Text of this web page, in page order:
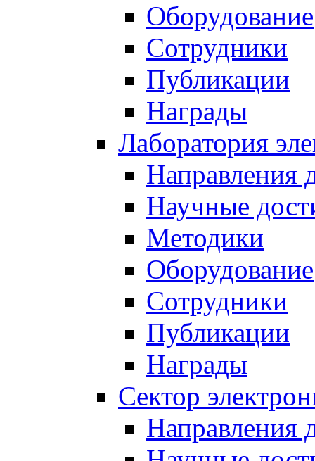
Оборудование
Сотрудники
Публикации
Награды
Лаборатория
Направления
Научные
Методики
Оборудование
Сотрудники
Публикации
Награды
Сектор
Направления